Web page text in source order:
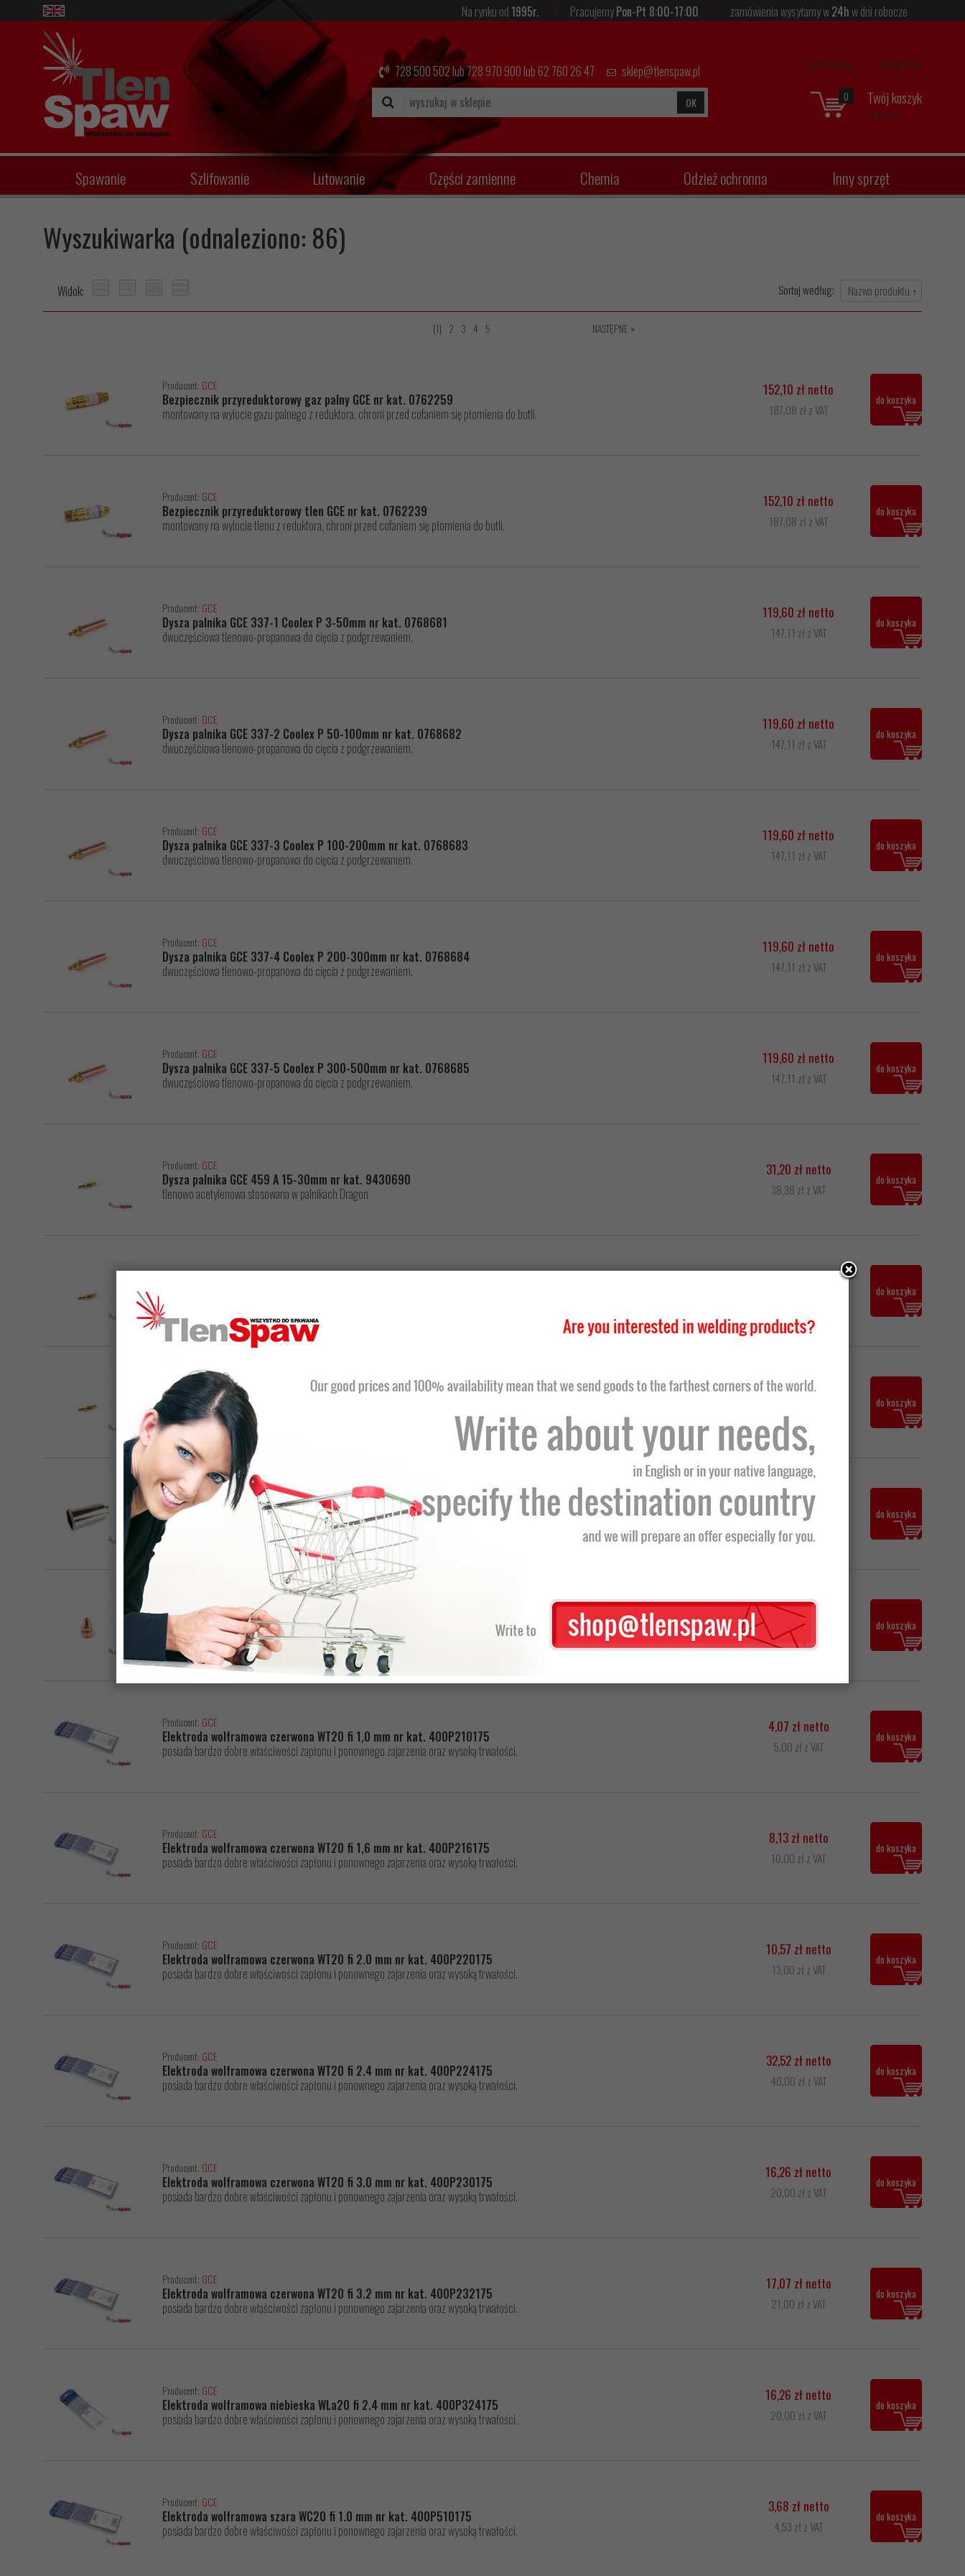
Na rynku od 1995r. PracujemyPon-Pt 8:00-17:00 zamówienia wysyłamy w24hw dni robocze
728 500 502lub728 970 900 lub 62 760 26 47 sklep@tlenspaw.pl
OK
Załóż konto / Zaloguj się
0 Twój koszyk
(0,00 zł)
Spawanie Szlifowanie Lutowanie Części zamienne Chemia Odzież ochronna Inny sprzęt
Wyszukiwarka (odnaleziono: 86)
Widok: Sortuj według:
[1] 2 3 4 5 NASTĘPNE »
Producent: GCE
Bezpiecznik przyreduktorowy gaz palny GCE nr kat. 0762259
montowany na wylocie gazu palnego z reduktora, chroni przed cofaniem się płomienia do butli.
152,10 zł netto
187,08 zł z VAT
do koszyka
Producent: GCE
Bezpiecznik przyreduktorowy tlen GCE nr kat. 0762239
montowany na wylocie tlenu z reduktora, chroni przed cofaniem się płomienia do butli.
152,10 zł netto
187,08 zł z VAT
do koszyka
Producent: GCE
Dysza palnika GCE 337-1 Coolex P 3-50mm nr kat. 0768681
dwuczęściowa tlenowo-propanowa do cięcia z podgrzewaniem.
119,60 zł netto
147,11 zł z VAT
do koszyka
Producent: GCE
Dysza palnika GCE 337-2 Coolex P 50-100mm nr kat. 0768682
dwuczęściowa tlenowo-propanowa do cięcia z podgrzewaniem.
119,60 zł netto
147,11 zł z VAT
do koszyka
Producent: GCE
Dysza palnika GCE 337-3 Coolex P 100-200mm nr kat. 0768683
dwuczęściowa tlenowo-propanowa do cięcia z podgrzewaniem.
119,60 zł netto
147,11 zł z VAT
do koszyka
Producent: GCE
Dysza palnika GCE 337-4 Coolex P 200-300mm nr kat. 0768684
dwuczęściowa tlenowo-propanowa do cięcia z podgrzewaniem.
119,60 zł netto
147,11 zł z VAT
do koszyka
Producent: GCE
Dysza palnika GCE 337-5 Coolex P 300-500mm nr kat. 0768685
dwuczęściowa tlenowo-propanowa do cięcia z podgrzewaniem.
119,60 zł netto
147,11 zł z VAT
do koszyka
Producent: GCE
Dysza palnika GCE 459 A 15-30mm nr kat. 9430690
tlenowo acetylenowa stosowana w palnikach Dragon
31,20 zł netto
38,38 zł z VAT
do koszyka
tlenowo acetylenowa stosowana w palnikach Dragon
do koszyka
Producent:GCE
Dysza palnika GCE 459 A 5-15mm nr kat. 9383030P
tlenowo acetylenowa stosowana w palnikach Dragon
20,15 zł netto
24,79 zł z VAT
do koszyka
Producent:GCE
Dysza palnika GCE nr kat. 0763219
dysza tlenowo-powietrzna stosowana do podgrzewania.
188,90 zł netto
232,35 zł z VAT
do koszyka
Producent:GCE
Dysza palnika podgrzewająca GCE 3-100mm nr kat. 9378740CP
tlenowo acetylenowa stosowana w palnikach Dragon
37,70 zł netto
46,37 zł z VAT
do koszyka
Producent: GCE
Elektroda wolframowa czerwona WT20 fi 1,0 mm nr kat. 400P210175
posiada bardzo dobre właściwości zapłonu i ponownego zajarzenia oraz wysoką trwałości.
4,07 zł netto
5,00 zł z VAT
do koszyka
Producent: GCE
Elektroda wolframowa czerwona WT20 fi 1,6 mm nr kat. 400P216175
posiada bardzo dobre właściwości zapłonu i ponownego zajarzenia oraz wysoką trwałości.
8,13 zł netto
10,00 zł z VAT
do koszyka
Producent: GCE
Elektroda wolframowa czerwona WT20 fi 2.0 mm nr kat. 400P220175
posiada bardzo dobre właściwości zapłonu i ponownego zajarzenia oraz wysoką trwałości.
10,57 zł netto
13,00 zł z VAT
do koszyka
Producent: GCE
Elektroda wolframowa czerwona WT20 fi 2.4 mm nr kat. 400P224175
posiada bardzo dobre właściwości zapłonu i ponownego zajarzenia oraz wysoką trwałości.
32,52 zł netto
40,00 zł z VAT
do koszyka
Producent: GCE
Elektroda wolframowa czerwona WT20 fi 3.0 mm nr kat. 400P230175
posiada bardzo dobre właściwości zapłonu i ponownego zajarzenia oraz wysoką trwałości.
16,26 zł netto
20,00 zł z VAT
do koszyka
Producent: GCE
Elektroda wolframowa czerwona WT20 fi 3.2 mm nr kat. 400P232175
posiada bardzo dobre właściwości zapłonu i ponownego zajarzenia oraz wysoką trwałości.
17,07 zł netto
21,00 zł z VAT
do koszyka
Producent: GCE
Elektroda wolframowa niebieska WLa20 fi 2.4 mm nr kat. 400P324175
posiada bardzo dobre właściwości zapłonu i ponownego zajarzenia oraz wysoką trwałości.
16,26 zł netto
20,00 zł z VAT
do koszyka
Producent: GCE
Elektroda wolframowa szara WC20 fi 1.0 mm nr kat. 400P510175
posiada bardzo dobre właściwości zapłonu i ponownego zajarzenia oraz wysoką trwałości.
3,68 zł netto
4,53 zł z VAT
do koszyka